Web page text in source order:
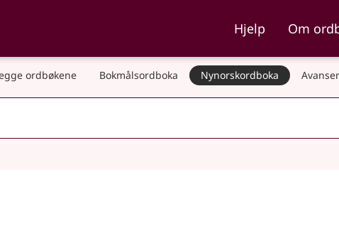
og NynorskordbokaHjelp Om
ordbøkene Bokmålsordboka Nynorskordboka